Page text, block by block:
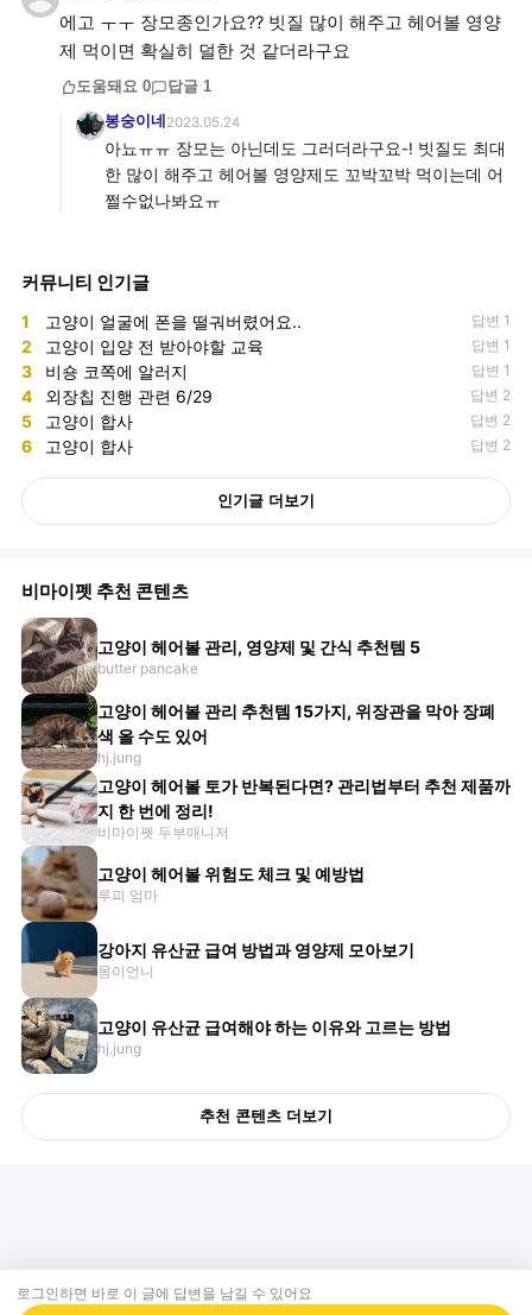
에고 ㅜㅜ 장모종인가요?? 빗질 많이 해주고 헤어볼 영양
제 먹이면 확실히 덜한 것 같더라구요
도움돼요 0 답글 1
봉숭이네 2023.05.24
아뇨ㅠㅠ 장모는 아닌데도 그러더라구요-! 빗질도 최대
한 많이 해주고 헤어볼 영양제도 꼬박꼬박 먹이는데 어
쩔수없나봐요ㅠ
커뮤니티 인기글
1 고양이 얼굴에 폰을 떨궈버렸어요.. 답변 1
2 고양이 입양 전 받아야할 교육 답변 1
3 비숑 코쪽에 알러지 답변 1
4 외장칩 진행 관련 6/29 답변 2
5 고양이 합사 답변 2
6 고양이 합사 답변 2
인기글 더보기
비마이펫 추천 콘텐츠
고양이 헤어볼 관리, 영양제 및 간식 추천템 5
butter pancake
고양이 헤어볼 관리 추천템 15가지, 위장관을 막아 장폐
색 올 수도 있어
hj.jung
고양이 헤어볼 토가 반복된다면? 관리법부터 추천 제품까
지 한 번에 정리!
비마이펫 두부매니저
고양이 헤어볼 위험도 체크 및 예방법
루피 엄마
강아지 유산균 급여 방법과 영양제 모아보기
몽이언니
고양이 유산균 급여해야 하는 이유와 고르는 방법
hj.jung
추천 콘텐츠 더보기
로그인하면 바로 이 글에 답변 을 남길 수 있어요